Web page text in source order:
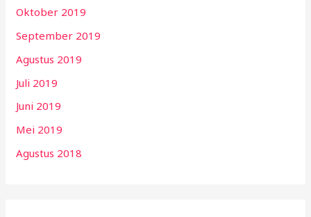
Oktober 2019
September 2019
Agustus 2019
Juli 2019
Juni 2019
Mei 2019
Agustus 2018